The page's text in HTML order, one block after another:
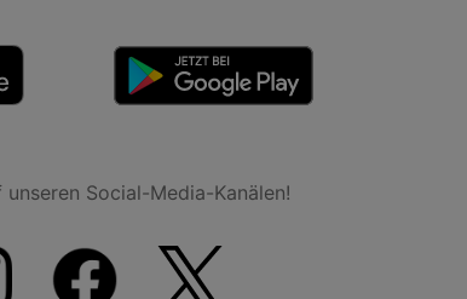
unseren Social-Media-Kanälen!